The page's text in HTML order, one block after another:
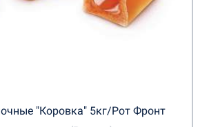
"Коровка" 5кг/Рот Фронт